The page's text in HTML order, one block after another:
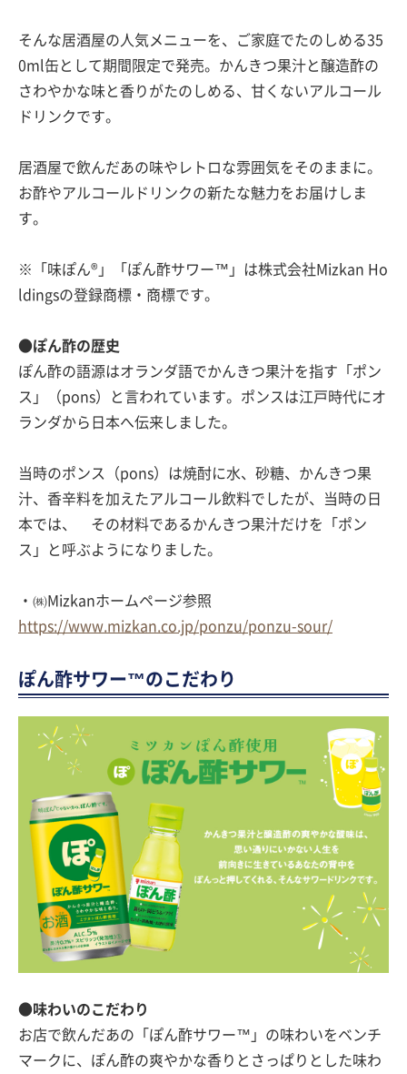
そんな居酒屋の人気メニューを、ご家庭でたのしめる35
0ml缶として期間限定で発売。かんきつ果汁と醸造酢の
さわやかな味と香りがたのしめる、甘くないアルコール
ドリンクです。
居酒屋で飲んだあの味やレトロな雰囲気をそのままに。
お酢やアルコールドリンクの新たな魅力をお届けしま
す。
※「味ぽん®」「ぽん酢サワー™」は株式会社Mizkan Ho
ldingsの登録商標・商標です。
●ぽん酢の歴史
ぽん酢の語源はオランダ語でかんきつ果汁を指す「ポン
ス」（pons）と言われています。ポンスは江戸時代にオ
ランダから日本へ伝来しました。
当時のポンス（pons）は焼酎に水、砂糖、かんきつ果
汁、香辛料を加えたアルコール飲料でしたが、当時の日
本では、 その材料であるかんきつ果汁だけを「ポン
ス」と呼ぶようになりました。
・㈱Mizkanホームページ参照
https://www.mizkan.co.jp/ponzu/ponzu-sour/
ぽん酢サワー™のこだわり
●味わいのこだわり
お店で飲んだあの「ぽん酢サワー™」の味わいをベンチ
マークに、ぽん酢の爽やかな香りとさっぱりとした味わ